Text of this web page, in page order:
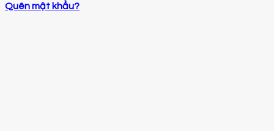
Quên mật khẩu?